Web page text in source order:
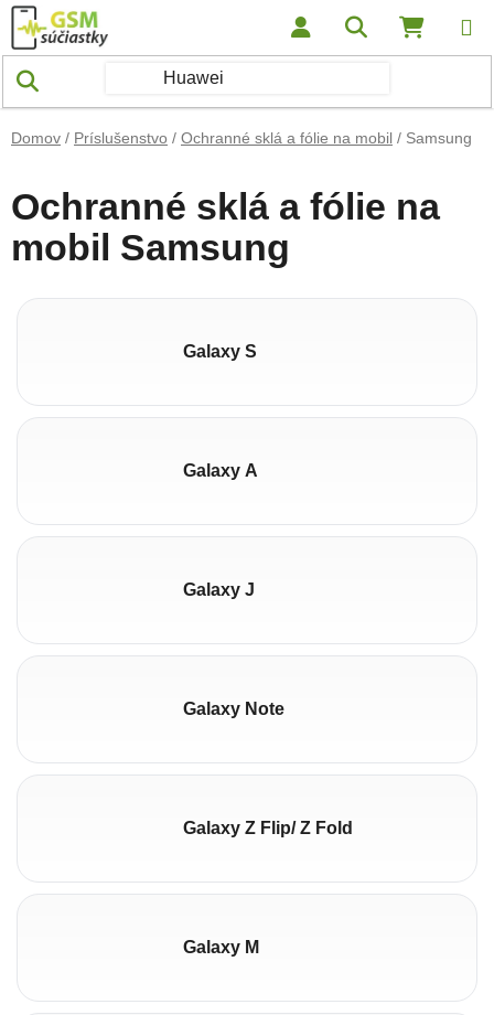
Prejsť na obsah Hľadať
Domov / Príslušenstvo / Ochranné sklá a fólie na mobil / Samsung
Ochranné sklá a fólie na
mobil Samsung
Galaxy S
Galaxy A
Galaxy J
Galaxy Note
Galaxy Z Flip/ Z Fold
Galaxy M